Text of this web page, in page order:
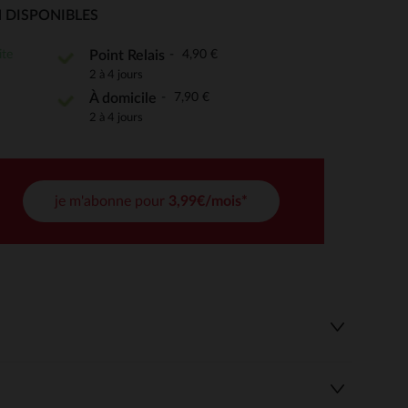
de confidentialité, en garantissant la conformité avec
DISPONIBLES
Point Relais 4,90 €
2 à 4 jours
À domicile 7,90 €
2 à 4 jours
je m'abonne pour 3,99€/mois*